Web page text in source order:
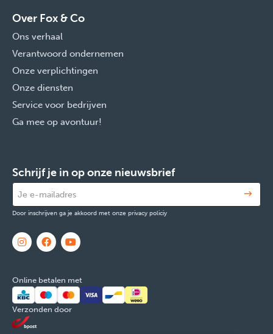
Over Fox & Co
Ons verhaal
Verantwoord ondernemen
Onze verplichtingen
Onze diensten
Service voor bedrijven
Ga mee op avontuur!
Schrijf je in op onze nieuwsbrief
Door inschrijven ga je akkoord met onze privacy policiy
Online betalen met
Verzonden door